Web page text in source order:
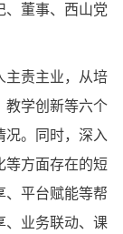
、董事、西山党
主责主业，从培
教学创新等六个
况。同时，深入
等方面存在的短
、平台赋能等帮
、业务联动、课